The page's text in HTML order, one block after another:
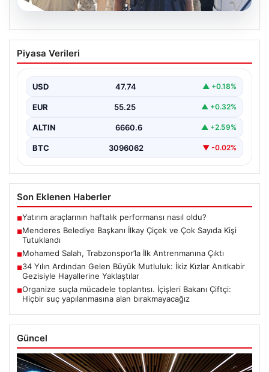
Menderes Belediye Başkanı İlkay Çiçek
ve Çok Sayıda Kişi Tutuklandı
soruşturma kapsamında, Belediye Başkanı İlkay Çiçek
ve…
Piyasa Verileri
USD 47.74 ▲ +0.18%
EUR 55.25 ▲ +0.32%
ALTIN 6660.6 ▲ +2.59%
BTC 3096062 ▼ -0.02%
Son Eklenen Haberler
■Yatırım araçlarının haftalık performansı nasıl oldu?
■Menderes Belediye Başkanı İlkay Çiçek ve Çok Sayıda Kişi
Tutuklandı
■Mohamed Salah, Trabzonspor’la İlk Antrenmanına Çıktı
■34 Yılın Ardından Gelen Büyük Mutluluk: İkiz Kızlar Anıtkabir
Gezisiyle Hayallerine Yaklaştılar
■Organize suçla mücadele toplantısı. İçişleri Bakanı Çiftçi:
Hiçbir suç yapılanmasına alan bırakmayacağız
Güncel